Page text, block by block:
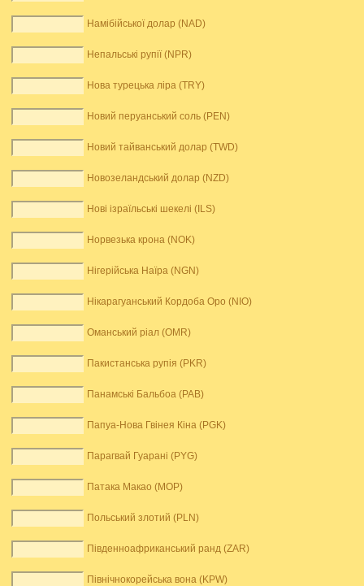
Намібійської долар (NAD)
Непальські рупії (NPR)
Нова турецька ліра (TRY)
Новий перуанський соль (PEN)
Новий тайванський долар (TWD)
Новозеландський долар (NZD)
Нові ізраїльські шекелі (ILS)
Норвезька крона (NOK)
Нігерійська Наїра (NGN)
Нікарагуанський Кордоба Оро (NIO)
Оманський ріал (OMR)
Пакистанська рупія (PKR)
Панамські Бальбоа (PAB)
Папуа-Нова Гвінея Кіна (PGK)
Парагвай Гуарані (PYG)
Патака Макао (MOP)
Польський злотий (PLN)
Південноафриканський ранд (ZAR)
Північнокорейська вона (KPW)